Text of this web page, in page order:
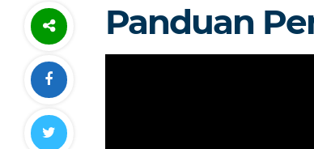
Panduan